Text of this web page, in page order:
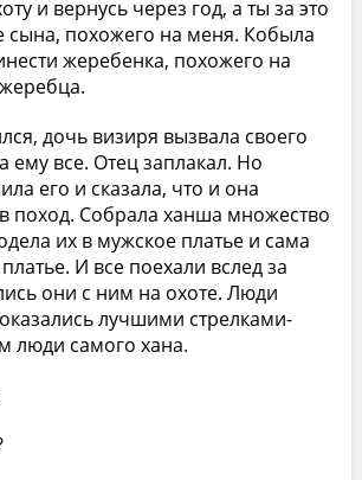
и вернусь через год, а ты за это
сына, похожего на меня. Кобыла
жеребенка, похожего на
дочь визиря вызвала своего
ему все. Отец заплакал. Но
его и сказала, что и она
поход. Собрала ханша множество
их в мужское платье и сама
И все поехали вслед за
они с ним на охоте. Люди
лучшими стрелками-
люди самого хана.